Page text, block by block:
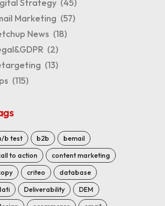
Strategy (45)
Marketing (57)
News (18)
(2)
(13)
(115)
b test b2b
bemail
to action
content marketing
criteo
database
Deliverability
DEM